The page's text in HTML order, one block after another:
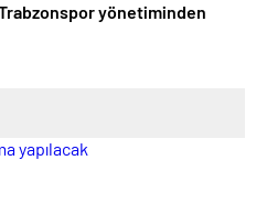
yönetiminden